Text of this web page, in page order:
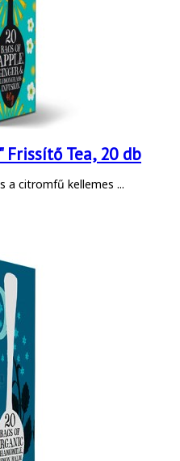
Frissítő Tea, 20 db
a citromfű kellemes ...